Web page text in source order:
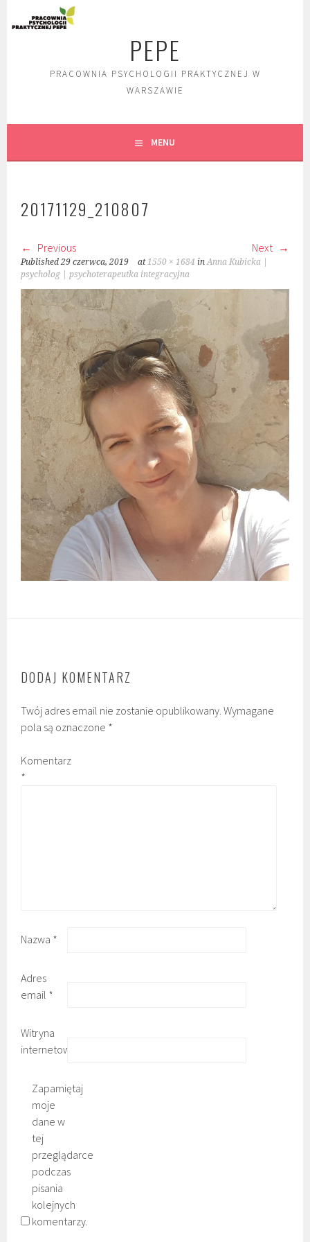
to
PEPE
PRACOWNIA PSYCHOLOGII PRAKTYCZNEJ W
WARSZAWIE
MENU
20171129_210807
Previous Next
Published29 czerwca, 2019 at1550 × 1684 inAnna Kubicka |
psycholog | psychoterapeutka integracyjna
DODAJ KOMENTARZ
Twój adres email nie zostanie opublikowany. Wymagane
pola są oznaczone *
Komentarz
*
Nazwa *
Adres
email *
Witryna
internetowa
Zapamiętaj
moje
dane w
tej
przeglądarce
podczas
pisania
kolejnych
komentarzy.